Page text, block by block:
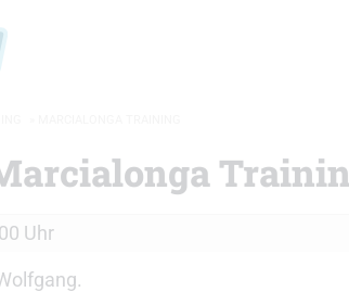
Uhr